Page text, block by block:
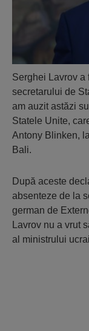
Serghei Lavrov a
secretarului de
am auzit astăzi
Statele Unite,
Antony Blinken,
Bali.
După aceste
absenteze de la
german de
Lavrov nu a vrut
al ministrului